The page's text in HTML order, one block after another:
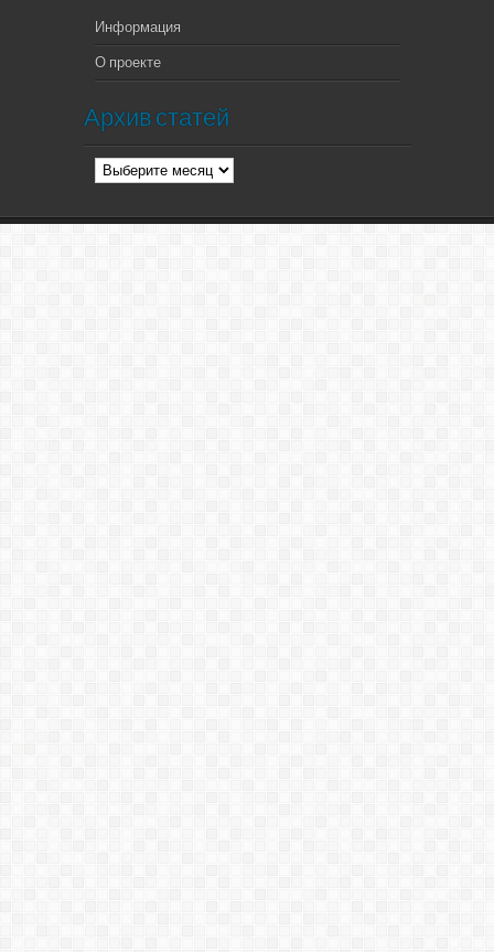
Информация
О проекте
Архив статей
Архив
статей